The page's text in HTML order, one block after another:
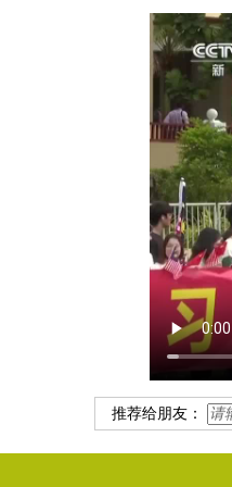
推荐给朋友：